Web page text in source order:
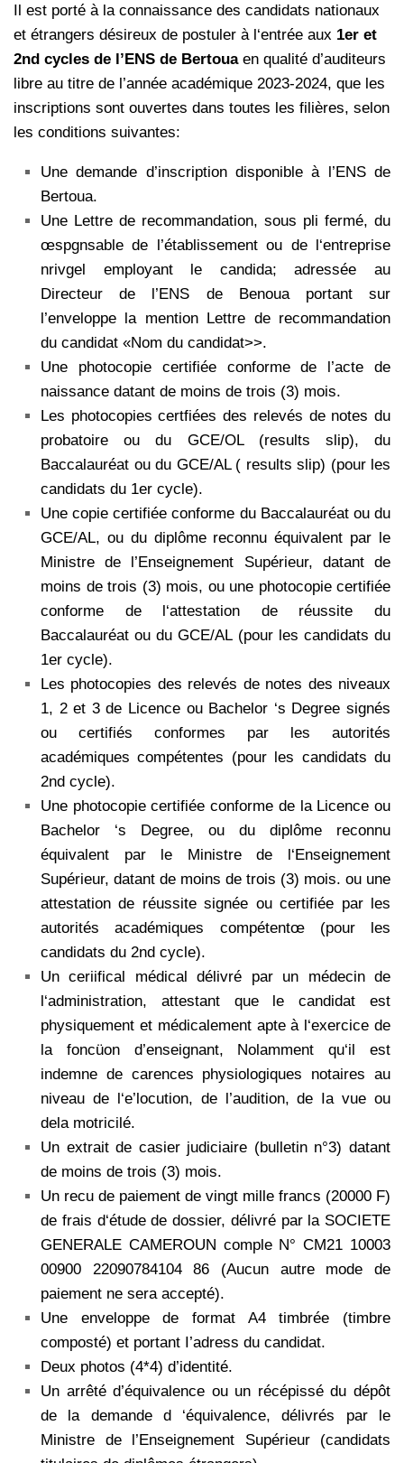
Il est porté à la connaissance des candidats nationaux
et étrangers désireux de postuler à l‘entrée aux 1er et
2nd cycles de l’ENS de Bertouaen qualité d’auditeurs
libre au titre de l’année académique 2023-2024, que les
inscriptions sont ouvertes dans toutes les filières, selon
les conditions suivantes:
Une demande d’inscription disponible à l’ENS de
Bertoua.
Une Lettre de recommandation, sous pli fermé, du
œspgnsable de l’établissement ou de l‘entreprise
nrivgel employant le candida; adressée au
Directeur de l’ENS de Benoua portant sur
l’enveloppe la mention Lettre de recommandation
du candidat «Nom du candidat>>.
Une photocopie certifiée conforme de l’acte de
naissance datant de moins de trois (3) mois.
Les photocopies certfiées des relevés de notes du
probatoire ou du GCE/OL (results slip), du
Baccalauréat ou du GCE/AL ( results slip) (pour les
candidats du 1er cycle).
Une copie certifiée conforme du Baccalauréat ou du
GCE/AL, ou du diplôme reconnu équivalent par le
Ministre de l’Enseignement Supérieur, datant de
moins de trois (3) mois, ou une photocopie certifiée
conforme de l‘attestation de réussite du
Baccalauréat ou du GCE/AL (pour les candidats du
1er cycle).
Les photocopies des relevés de notes des niveaux
1, 2 et 3 de Licence ou Bachelor ‘s Degree signés
ou certifiés conformes par les autorités
académiques compétentes (pour les candidats du
2nd cycle).
Une photocopie certifiée conforme de la Licence ou
Bachelor ‘s Degree, ou du diplôme reconnu
équivalent par le Ministre de l‘Enseignement
Supérieur, datant de moins de trois (3) mois. ou une
attestation de réussite signée ou certifiée par les
autorités académiques compétentœ (pour les
candidats du 2nd cycle).
Un ceriifical médical délivré par un médecin de
l‘administration, attestant que le candidat est
physiquement et médicalement apte à l‘exercice de
la foncüon d’enseignant, Nolamment qu‘il est
indemne de carences physiologiques notaires au
niveau de l‘e’locution, de l’audition, de Ia vue ou
dela motricilé.
Un extrait de casier judiciaire (bulletin n°3) datant
de moins de trois (3) mois.
Un recu de paiement de vingt mille francs (20000 F)
de frais d‘étude de dossier, délivré par la SOCIETE
GENERALE CAMEROUN comple N° CM21 10003
00900 22090784104 86 (Aucun autre mode de
paiement ne sera accepté).
Une enveloppe de format A4 timbrée (timbre
composté) et portant I’adress du candidat.
Deux photos (4*4) d’identité.
Un arrêté d’équivalence ou un récépissé du dépôt
de la demande d ‘équivalence, délivrés par le
Ministre de l’Enseignement Supérieur (candidats